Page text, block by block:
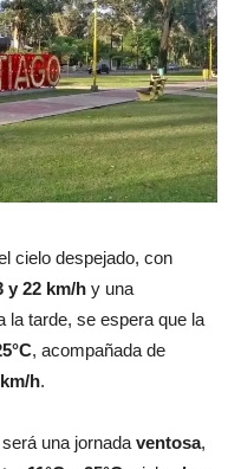
cielo despejado, con
y 22 km/h y una
la tarde, se espera que la
, acompañada de
h.
una jornada ventosa,